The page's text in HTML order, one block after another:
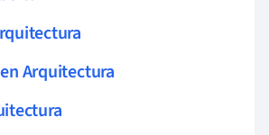
Arquitectura